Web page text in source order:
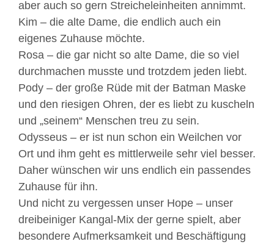
aber auch so gern Streicheleinheiten annimmt.
Kim – die alte Dame, die endlich auch ein
eigenes Zuhause möchte.
Rosa – die gar nicht so alte Dame, die so viel
durchmachen musste und trotzdem jeden liebt.
Pody – der große Rüde mit der Batman Maske
und den riesigen Ohren, der es liebt zu kuscheln
und „seinem“ Menschen treu zu sein.
Odysseus – er ist nun schon ein Weilchen vor
Ort und ihm geht es mittlerweile sehr viel besser.
Daher wünschen wir uns endlich ein passendes
Zuhause für ihn.
Und nicht zu vergessen unser Hope – unser
dreibeiniger Kangal-Mix der gerne spielt, aber
besondere Aufmerksamkeit und Beschäftigung